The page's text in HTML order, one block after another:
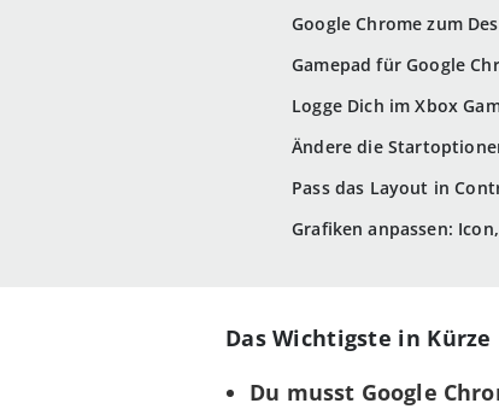
Google Chrome zum
Gamepad für Google
Logge Dich im Xbox
Ändere die
Pass das Layout in
Grafiken anpassen:
Das Wichtigste in Kürze
Du musst Google